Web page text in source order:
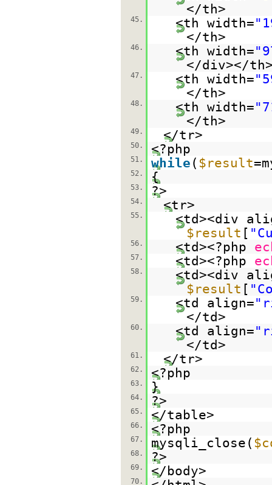
</th>
45. <th width=
</th>
46. <th width=
</div></
47. <th width=
</th>
48. <th width=
</th>
49. </tr>
50. <?php
51. while ( $result
52. {
53. ?>
54. <tr>
55.
<td><div
$result [
56. <td><?php
57. <td><?php
58.
<td><div
$result [
59. <td align=
</td>
60. <td align=
</td>
61. </tr>
62. <?php
63. }
64. ?>
65. </table>
66. <?php
67. mysqli_close(
68. ?>
69. </body>
70.